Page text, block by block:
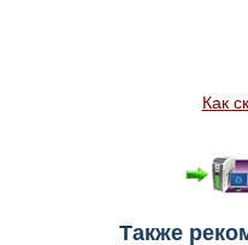
Как
Также